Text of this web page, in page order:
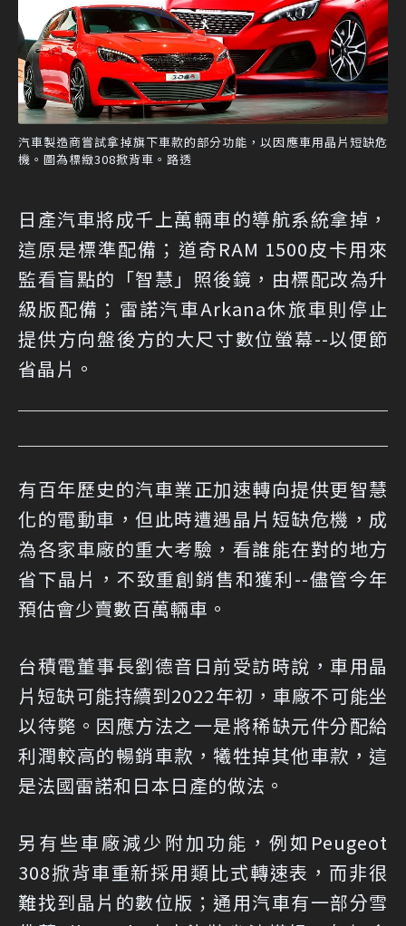
汽車製造商嘗試拿掉旗下車款的部分功能，以因應車用晶片短缺危
機。圖為標緻308掀背車。路透
日產汽車將成千上萬輛車的導航系統拿掉，
這原是標準配備；道奇RAM 1500皮卡用來
監看盲點的「智慧」照後鏡，由標配改為升
級版配備；雷諾汽車Arkana休旅車則停止
提供方向盤後方的大尺寸數位螢幕--以便節
省晶片。
有百年歷史的汽車業正加速轉向提供更智慧
化的電動車，但此時遭遇晶片短缺危機，成
為各家車廠的重大考驗，看誰能在對的地方
省下晶片，不致重創銷售和獲利--儘管今年
預估會少賣數百萬輛車。
台積電董事長劉德音日前受訪時說，車用晶
片短缺可能持續到2022年初，車廠不可能坐
以待斃。因應方法之一是將稀缺元件分配給
利潤較高的暢銷車款，犧牲掉其他車款，這
是法國雷諾和日本日產的做法。
另有些車廠減少附加功能，例如Peugeot
308掀背車重新採用類比式轉速表，而非很
難找到晶片的數位版；通用汽車有一部分雪